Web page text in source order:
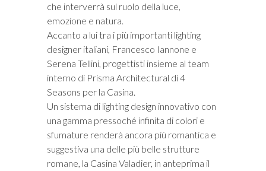
che interverrà sul ruolo della luce,
emozione e natura.
Accanto a lui tra i più importanti lighting
designer italiani, Francesco Iannone e
Serena Tellini, progettisti insieme al team
interno di Prisma Architectural di 4
Seasons per la Casina.
Un sistema di lighting design innovativo con
una gamma pressoché infinita di colori e
sfumature renderà ancora più romantica e
suggestiva una delle più belle strutture
romane, la Casina Valadier, in anteprima il